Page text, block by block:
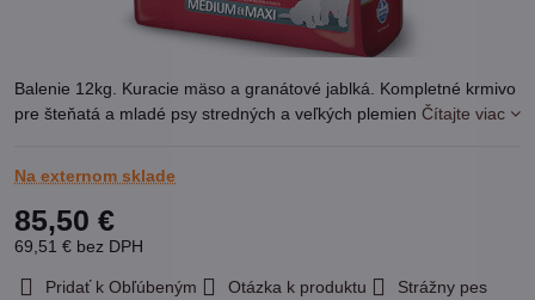
Balenie 12kg. Kuracie mäso a granátové jablká. Kompletné krmivo
pre šteňatá a mladé psy stredných a veľkých plemien Čítajte viac
Na externom sklade
85,50 €
69,51 € bez DPH
Pridať k Obľúbeným Otázka k produktu
Strážny pes